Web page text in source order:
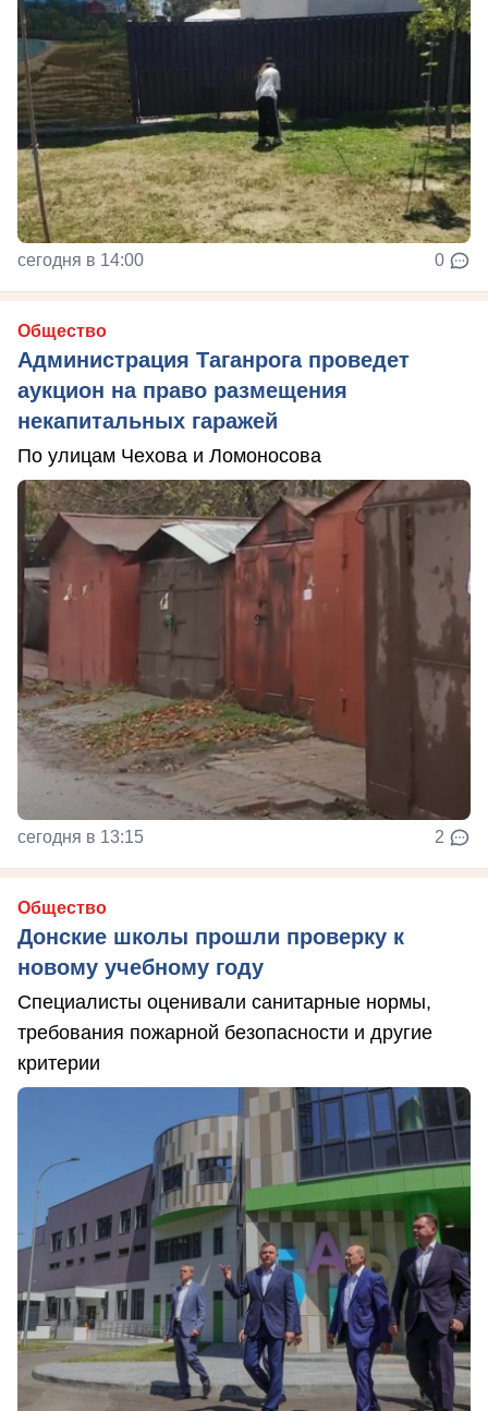
сегодня в 14:00 0
Общество
Администрация Таганрога проведет
аукцион на право размещения
некапитальных гаражей
По улицам Чехова и Ломоносова
сегодня в 13:15 2
Общество
Донские школы прошли проверку к
новому учебному году
Специалисты оценивали санитарные нормы,
требования пожарной безопасности и другие
критерии